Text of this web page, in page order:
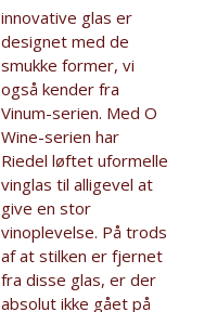
innovative glas er
designet med de
smukke former, vi
også kender fra
Vinum-serien. Med O
Wine-serien har
Riedel løftet uformelle
vinglas til alligevel at
give en stor
vinoplevelse. På trods
af at stilken er fjernet
fra disse glas, er der
absolut ikke gået på